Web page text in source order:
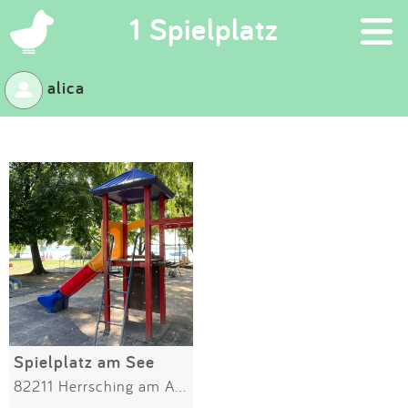
1 Spielplatz ×
Suchen
Eintragen
App
Blog
Partner
alica
Spielplatz am See